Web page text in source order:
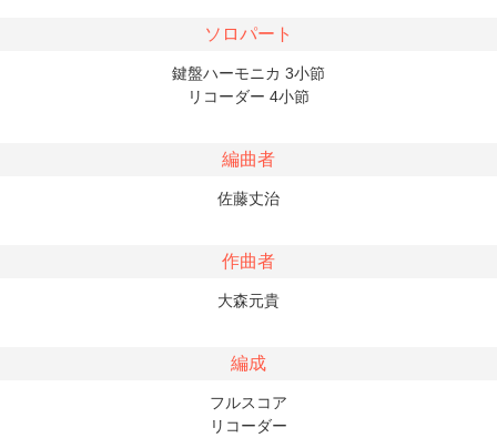
ソロパート
鍵盤ハーモニカ 3小節
リコーダー 4小節
編曲者
佐藤丈治
作曲者
大森元貴
編成
フルスコア
リコーダー